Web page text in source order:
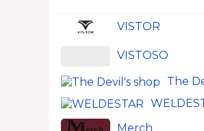
VISTOR
VISTOSO
The
Merch